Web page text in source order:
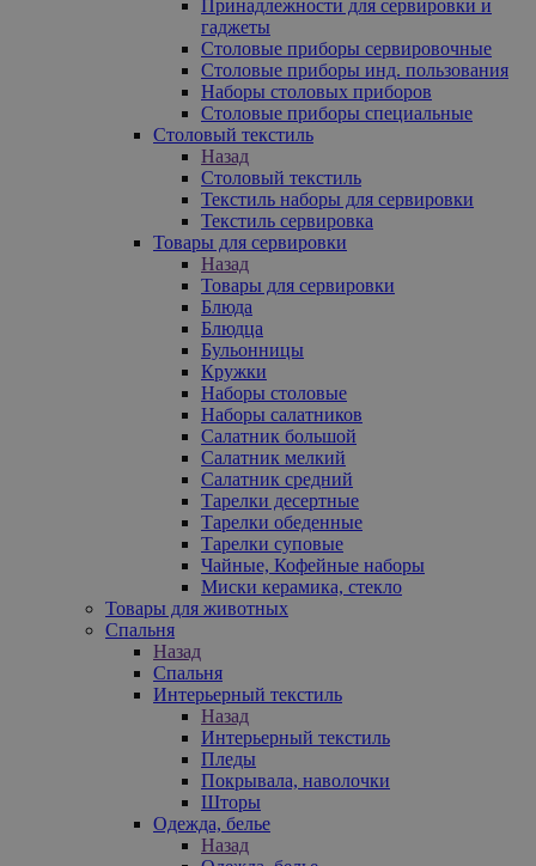
Принадлежности для сервировки и
гаджеты
Столовые приборы сервировочные
Столовые приборы инд. пользования
Наборы столовых приборов
Столовые приборы специальные
Столовый текстиль
Назад
Столовый текстиль
Текстиль наборы для сервировки
Текстиль сервировка
Товары для сервировки
Назад
Товары для сервировки
Блюда
Блюдца
Бульонницы
Кружки
Наборы столовые
Наборы салатников
Салатник большой
Салатник мелкий
Салатник средний
Тарелки десертные
Тарелки обеденные
Тарелки суповые
Чайные, Кофейные наборы
Миски керамика, стекло
Товары для животных
Спальня
Назад
Спальня
Интерьерный текстиль
Назад
Интерьерный текстиль
Пледы
Покрывала, наволочки
Шторы
Одежда, белье
Назад